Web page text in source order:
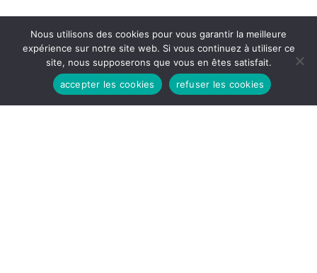
Nous utilisons des cookies pour vous garantir la meilleure
expérience sur notre site web. Si vous continuez à utiliser ce
site, nous supposerons que vous en êtes satisfait.
accepter les cookies
refuser les cookies